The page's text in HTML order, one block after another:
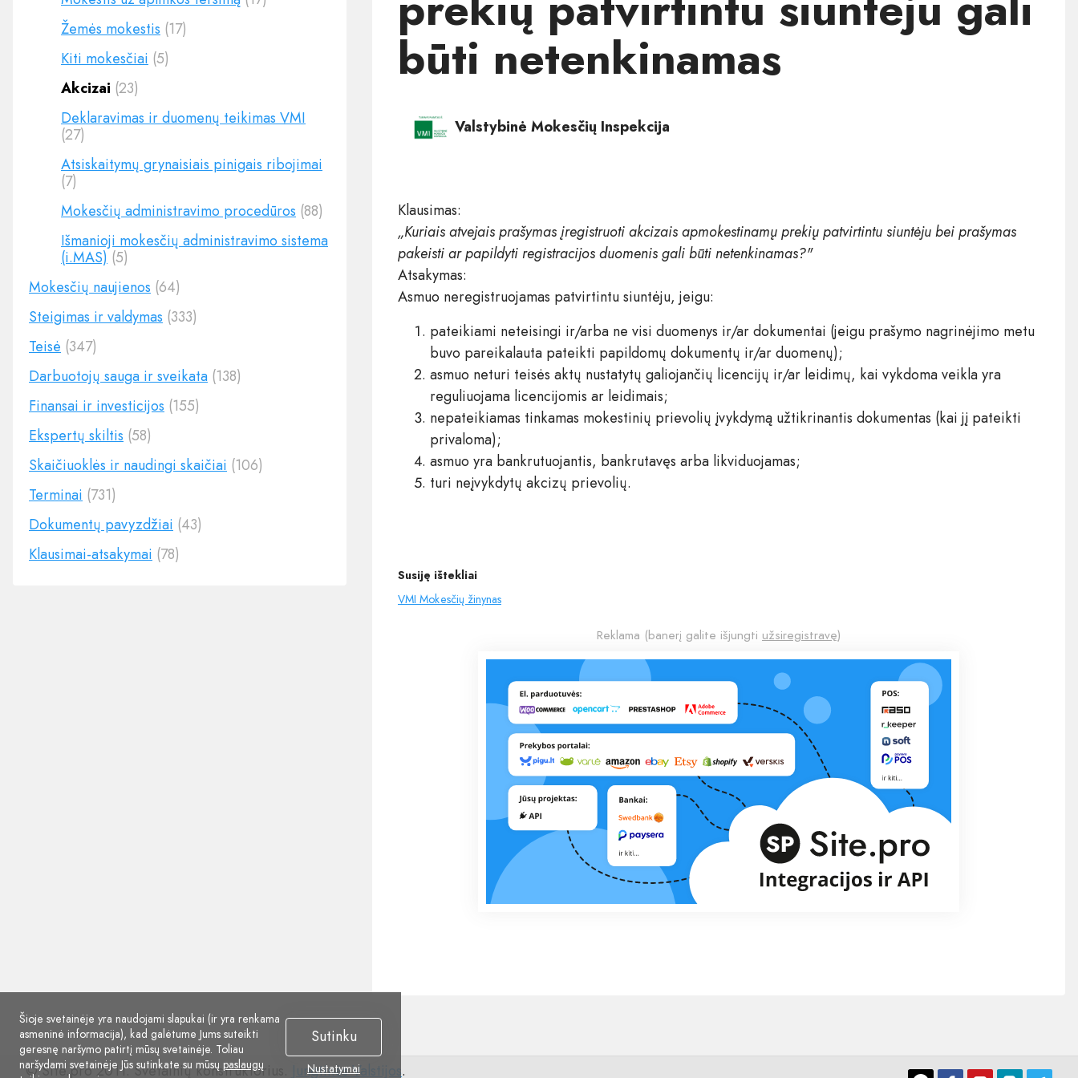
Žemės mokestis (17)
Kiti mokesčiai (5)
Akcizai (23)
Deklaravimas ir duomenų teikimas VMI
(27)
Atsiskaitymų grynaisiais pinigais ribojimai
(7)
Mokesčių administravimo procedūros (88)
Išmanioji mokesčių administravimo sistema
(i.MAS) (5)
Mokesčių naujienos (64)
Steigimas ir valdymas (333)
Teisė (347)
Darbuotojų sauga ir sveikata (138)
Finansai ir investicijos (155)
Ekspertų skiltis (58)
Skaičiuoklės ir naudingi skaičiai (106)
Terminai (731)
Dokumentų pavyzdžiai (43)
Klausimai-atsakymai (78)
būti netenkinamas
Valstybinė Mokesčių Inspekcija
Klausimas:
„Kuriais atvejais prašymas įregistruoti akcizais apmokestinamų prekių patvirtintu siuntėju bei prašymas
pakeisti ar papildyti registracijos duomenis gali būti netenkinamas?"
Atsakymas:
Asmuo neregistruojamas patvirtintu siuntėju, jeigu:
pateikiami neteisingi ir/arba ne visi duomenys ir/ar dokumentai (jeigu prašymo nagrinėjimo metu
buvo pareikalauta pateikti papildomų dokumentų ir/ar duomenų);
asmuo neturi teisės aktų nustatytų galiojančių licencijų ir/ar leidimų, kai vykdoma veikla yra
reguliuojama licencijomis ar leidimais;
nepateikiamas tinkamas mokestinių prievolių įvykdymą užtikrinantis dokumentas (kai jį pateikti
privaloma);
asmuo yra bankrutuojantis, bankrutavęs arba likviduojamas;
turi neįvykdytų akcizų prievolių.
Susiję ištekliai
VMI Mokesčių žinynas
Reklama (banerį galite išjungti užsiregistravę)
© Site.pro 2011. Svetainių konstruktorius. Jungtinės Valstijos .
Šioje svetainėje yra naudojami slapukai (ir yra renkama
asmeninė informacija), kad galėtume Jums suteikti
geresnę naršymo patirtį mūsų svetainėje. Toliau
naršydami svetainėje Jūs sutinkate su mūsų paslaugų
Sutinku
Nustatymai